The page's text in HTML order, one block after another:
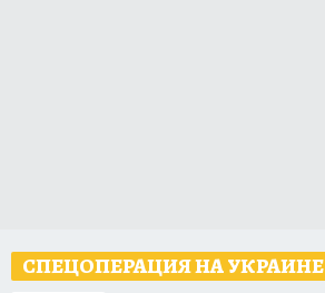
СПЕЦОПЕРАЦИЯ НА УКРАИНЕ